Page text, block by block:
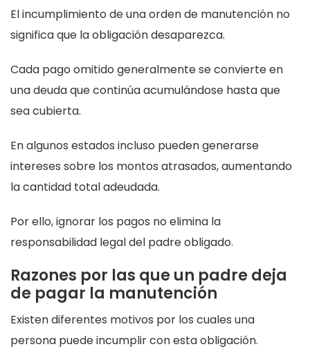
El incumplimiento de una orden de manutención no
significa que la obligación desaparezca.
Cada pago omitido generalmente se convierte en
una deuda que continúa acumulándose hasta que
sea cubierta.
En algunos estados incluso pueden generarse
intereses sobre los montos atrasados, aumentando
la cantidad total adeudada.
Por ello, ignorar los pagos no elimina la
responsabilidad legal del padre obligado.
Razones por las que un padre deja
de pagar la manutención
Existen diferentes motivos por los cuales una
persona puede incumplir con esta obligación.